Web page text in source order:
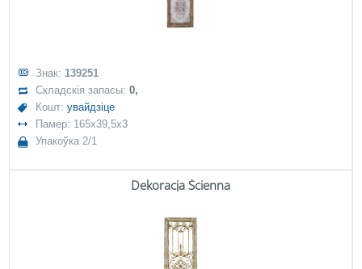
Знак: 139251
Складскія запасы:0,
Кошт:увайдзіце
Памер: 165x39,5x3
Упакоўка 2/1
Dekoracja Ścienna